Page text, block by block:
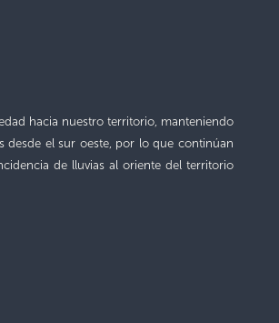
hacia nuestro territorio, manteniendo
desde el sur oeste, por lo que continúan
de lluvias al oriente del territorio